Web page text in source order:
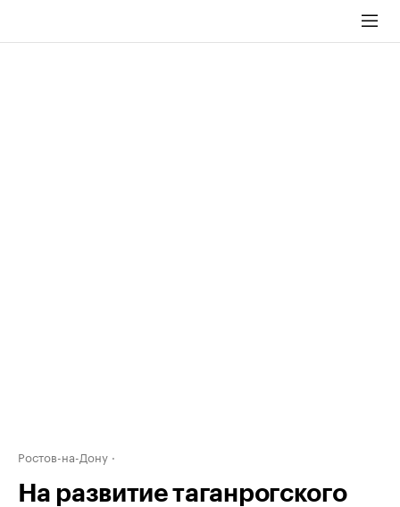
Ростов-на-Дону
На развитие таганрогского